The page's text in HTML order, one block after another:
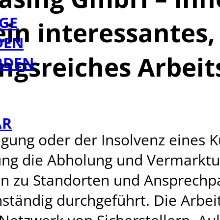
oder der Insolvenz eines
die Abholung und
zu Standorten und
durchgeführt. Die